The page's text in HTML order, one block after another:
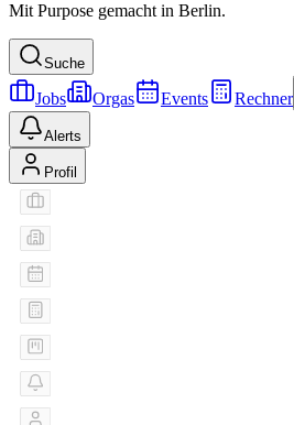
Mit Purpose gemacht in Berlin.
Suche
Jobs Orgas Events Rechner
Alerts
Profil